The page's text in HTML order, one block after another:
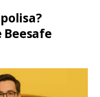
Beesafe